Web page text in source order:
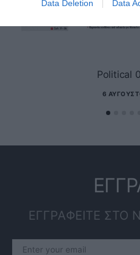
Data Deletion Data
Political
6
ΕΓΓΡΑΦΕΙΤΕ ΣΤΟ